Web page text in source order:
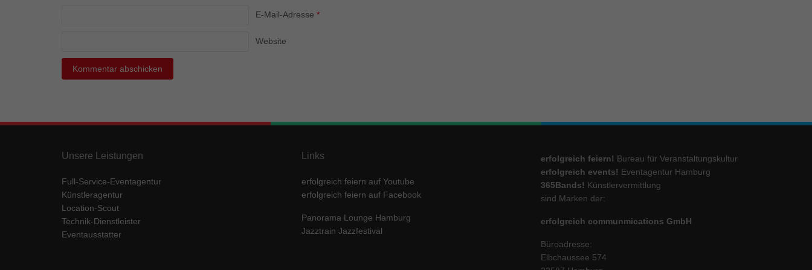
E-Mail-Adresse *
Website
Unsere Leistungen
Full-Service-Eventagentur
Künstleragentur
Location-Scout
Technik-Dienstleister
Eventausstatter
Links
erfolgreich feiern auf Youtube
erfolgreich feiern auf Facebook
Panorama Lounge Hamburg
Jazztrain Jazzfestival
erfolgreich feiern! Bureau für Veranstaltungskultur
erfolgreich events! Eventagentur Hamburg
365Bands! Künstlervermittlung
sind Marken der:
erfolgreich communmications GmbH
Büroadresse:
Elbchaussee 574
Cookie-Informationen anzeigen
Inhalte von Videoplattformen und Social-Media-Plattformen werden standardmäßig blockiert.
Wenn Cookies von externen Medien akzeptiert werden, bedarf der Zugriff auf diese Inhalte
keiner manuellen Einwilligung mehr.
Impressum